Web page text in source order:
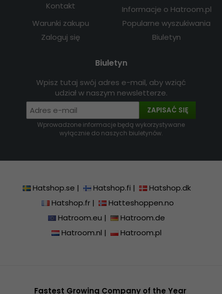
Kontakt
Warunki zakupu
Zaloguj się
Informacje o Hatroom.pl
Popularne wyszukiwania
Biuletyn
Biuletyn
Wpisz tutaj swój adres e-mail, aby wziąć
udział w naszym newsletterze.
ZAPISAĆ SIĘ
Wprowadzone informacje będą wykorzystywane
wyłącznie do naszych biuletynów.
Hatshop.se | Hatshop.fi |
Hatshop.dk
Hatshop.fr|
Hatteshoppen.no
Hatroom.eu |
Hatroom.de
Hatroom.nl | Hatroom.pl
Fastest Growing Company of the Year